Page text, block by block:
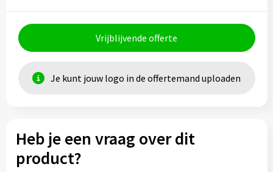
Vrijblijvende offerte
Je kunt jouw logo in de offertemand uploaden
Heb je een vraag over dit
product?